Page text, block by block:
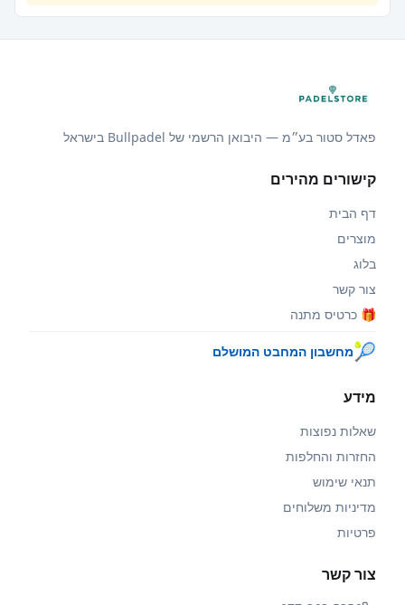
פאדל סטור בע״מ — היבואן הרשמי של Bullpadel בישראל
קישורים מהירים
דף הבית
מוצרים
בלוג
צור קשר
🎁 כרטיס מתנה
🎾מחשבון המחבט המושלם
מידע
שאלות נפוצות
החזרות והחלפות
תנאי שימוש
מדיניות משלוחים
פרטיות
צור קשר